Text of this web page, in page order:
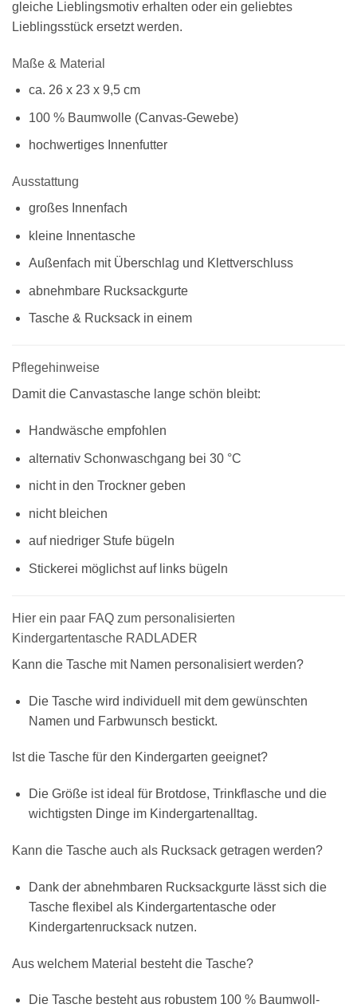
gleiche Lieblingsmotiv erhalten oder ein geliebtes
Lieblingsstück ersetzt werden.
Maße & Material
ca. 26 x 23 x 9,5 cm
100 % Baumwolle (Canvas-Gewebe)
hochwertiges Innenfutter
Ausstattung
großes Innenfach
kleine Innentasche
Außenfach mit Überschlag und Klettverschluss
abnehmbare Rucksackgurte
Tasche & Rucksack in einem
Pflegehinweise
Damit die Canvastasche lange schön bleibt:
Handwäsche empfohlen
alternativ Schonwaschgang bei 30 °C
nicht in den Trockner geben
nicht bleichen
auf niedriger Stufe bügeln
Stickerei möglichst auf links bügeln
Hier ein paar FAQ zum personalisierten
Kindergartentasche RADLADER
Kann die Tasche mit Namen personalisiert werden?
Die Tasche wird individuell mit dem gewünschten
Namen und Farbwunsch bestickt.
Ist die Tasche für den Kindergarten geeignet?
Die Größe ist ideal für Brotdose, Trinkflasche und die
wichtigsten Dinge im Kindergartenalltag.
Kann die Tasche auch als Rucksack getragen werden?
Dank der abnehmbaren Rucksackgurte lässt sich die
Tasche flexibel als Kindergartentasche oder
Kindergartenrucksack nutzen.
Aus welchem Material besteht die Tasche?
Die Tasche besteht aus robustem 100 % Baumwoll-